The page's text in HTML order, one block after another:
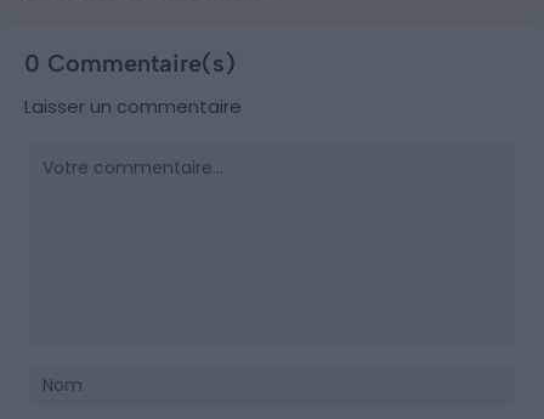
0 Commentaire(s)
Laisser un commentaire